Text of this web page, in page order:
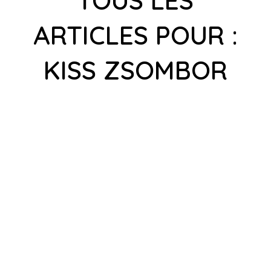
ARTICLES POUR :
KISS ZSOMBOR